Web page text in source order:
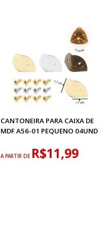
CANTONEIRA PARA CAIXA DE
MDF A56-01 PEQUENO 04UND
A PARTIR DE R$11,99